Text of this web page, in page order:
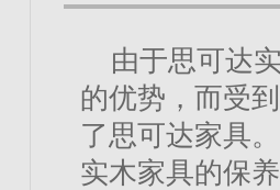
由于思可达
的优势，而受
了思可达家具
实木家具的保